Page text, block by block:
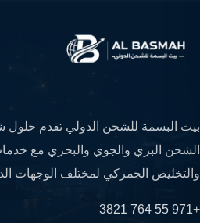
بيت البسمة للشحن الدولي تقدم حلول
الشحن البري والجوي والبحري مع
والتخليص الجمركي لمختلف الوجهات
+971 55 764 3821